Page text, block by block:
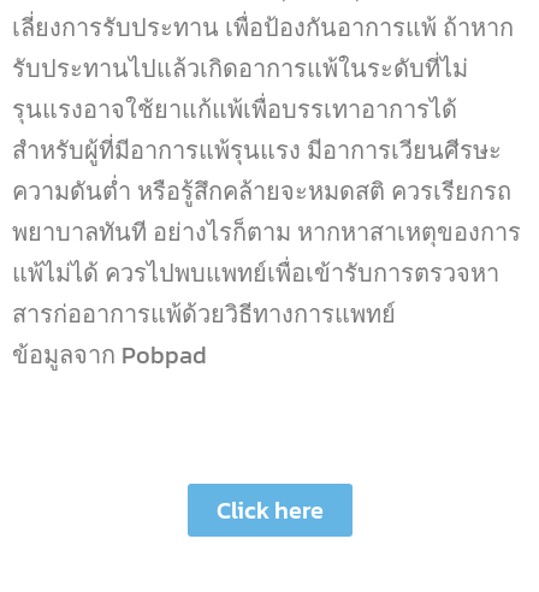
เลี่ยงการรับประทาน เพื่อป้องกันอาการแพ้ ถ้าหาก
รับประทานไปแล้วเกิดอาการแพ้ในระดับที่ไม่
รุนแรงอาจใช้ยาแก้แพ้เพื่อบรรเทาอาการได้
สำหรับผู้ที่มีอาการแพ้รุนแรง มีอาการเวียนศีรษะ
ความดันต่ำ หรือรู้สึกคล้ายจะหมดสติ ควรเรียกรถ
พยาบาลทันที อย่างไรก็ตาม หากหาสาเหตุของการ
แพ้ไม่ได้ ควรไปพบแพทย์เพื่อเข้ารับการตรวจหา
สารก่ออาการแพ้ด้วยวิธีทางการแพทย์
ข้อมูลจาก Pobpad
Click here